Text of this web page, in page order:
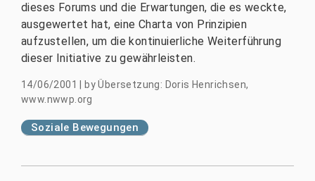
dieses Forums und die Erwartungen, die es weckte,
ausgewertet hat, eine Charta von Prinzipien
aufzustellen, um die kontinuierliche Weiterführung
dieser Initiative zu gewährleisten.
14/06/2001 byÜbersetzung: Doris Henrichsen,
www.nwwp.org
Soziale Bewegungen